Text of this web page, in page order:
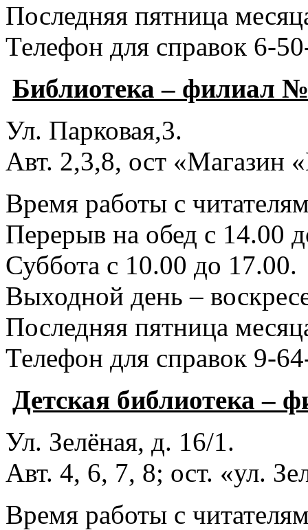
Последняя пятница
Телефон для справок 6-
Библиотека – филиал
Ул. Парковая,3.
Авт. 2,3,8, ост «Магазин
Время работы с
Перерыв на обед с 14.00
Суббота с 10.00 до 17.00.
Выходной день –
Последняя пятница
Телефон для справок 9-
Детская библиотека –
Ул. Зелёная, д. 16/1.
Авт. 4, 6, 7, 8; ост. «ул.
Время работы с